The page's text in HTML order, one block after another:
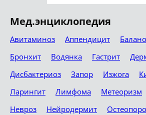
Мед.энциклопедия
Авитаминоз Аппендицит
Бронхит
Водянка Гастрит
Дисбактериоз
Запор Изжога
Ларингит
Лимфома Метеоризм
Невроз
Нейродермит